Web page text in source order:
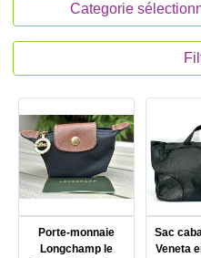
Categorie
Porte-monnaie
Longchamp le
Sac
Veneta